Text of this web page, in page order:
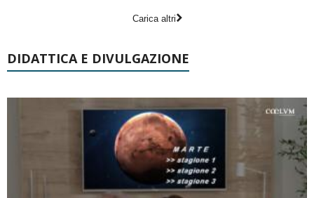
Carica altri
DIDATTICA E DIVULGAZIONE